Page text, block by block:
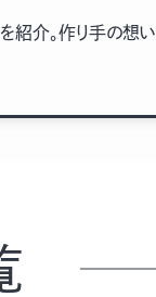
を紹介。作り手の想